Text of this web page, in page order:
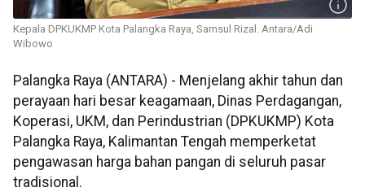
Kepala DPKUKMP Kota Palangka Raya, Samsul Rizal. Antara/Adi
Wibowo
Palangka Raya (ANTARA) - Menjelang akhir tahun dan
perayaan hari besar keagamaan, Dinas Perdagangan,
Koperasi, UKM, dan Perindustrian (DPKUKMP) Kota
Palangka Raya, Kalimantan Tengah memperketat
pengawasan harga bahan pangan di seluruh pasar
tradisional.